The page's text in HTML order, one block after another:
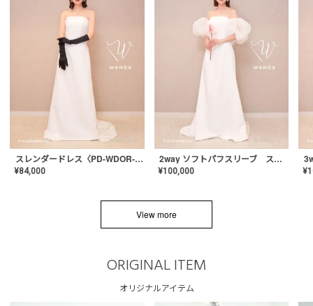
スレンダードレス〈PD-WDOR-2110〉
¥84,000
2way ソフトパフスリーブ スレンダードレス〈PD-WDOR-2112〉
¥100,000 ¥
View more
ORIGINAL ITEM
オリジナルアイテム